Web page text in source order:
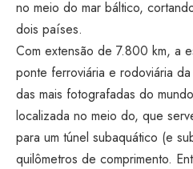
no meio do mar báltico,
dois países.
Com extensão de 7.800 km, a
ponte ferroviária e rodoviária
das mais fotografadas do
localizada no meio do, que
para um túnel subaquático (e
quilômetros de comprimento.